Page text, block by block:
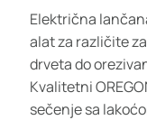
Električna
alat za različite
drveta do
Kvalitetni
sečenje sa